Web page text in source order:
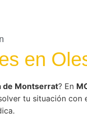
en
de Montserrat? En
tu situación con